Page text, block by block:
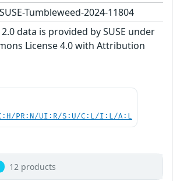
Tumbleweed-2024-11804
2.0 data is provided by SUSE under
License 4.0 with Attribution
PR:N/UI:R/S:U/C:L/I:L/A:L
12 products